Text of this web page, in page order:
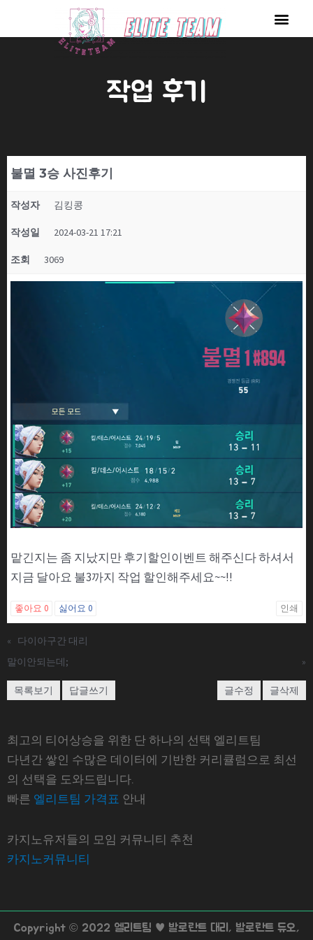
작업 후기
불멸 3승 사진후기
작성자 김킹콩
작성일 2024-03-21 17:21
조회 3069
맡긴지는 좀 지났지만 후기할인이벤트 해주신다 하셔서
지금 달아요 불3까지 작업 할인해주세요~~!!
좋아요 0 싫어요 0 인쇄
«
다이아구간 대리
말이안되는데;
»
목록보기 답글쓰기 글수정 글삭제
최고의 티어상승을 위한 단 하나의 선택 엘리트팀
다년간 쌓인 수많은 데이터에 기반한 커리큘럼으로 최선
의 선택을 도와드립니다.
빠른 엘리트팀 가격표 안내
카지노유저들의 모임 커뮤니티 추천
카지노커뮤니티
Copyright © 2022 엘리트팀 ♥ 발로란트 대리, 발로란트 듀오,